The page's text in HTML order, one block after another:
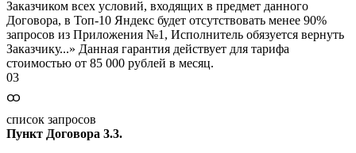
Заказчиком всех условий, входящих в предмет данного
Договора, в Топ-10 Яндекс будет отсутствовать менее 90%
запросов из Приложения №1, Исполнитель обязуется вернуть
Заказчику...» Данная гарантия действует для тарифа
стоимостью от 85 000 рублей в месяц.
03
ထ
список запросов
Пункт Договора 3.3.